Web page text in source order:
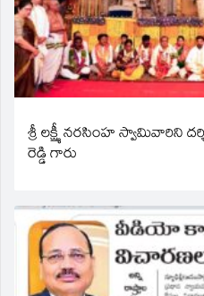
శ్రీ లక్ష్మీ నరసింహ స్వామివారిని
రెడ్డి గారు